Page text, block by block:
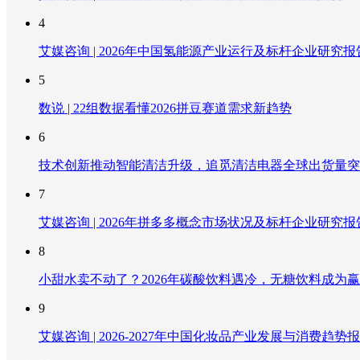
4
艾媒咨询 | 2026年中国氢能源产业运行及标杆企业研究报
5
数说 | 22组数据看懂2026拼豆赛道需求新趋势
6
技术创新推动智能清洁升级，追觅清洁电器全球出货量突
7
艾媒咨询 | 2026年拼多多概念市场状况及标杆企业研究报
8
小甜水卖不动了？2026年碳酸饮料遇冷，无糖饮料成为赢
9
艾媒咨询 | 2026-2027年中国化妆品产业发展与消费趋势